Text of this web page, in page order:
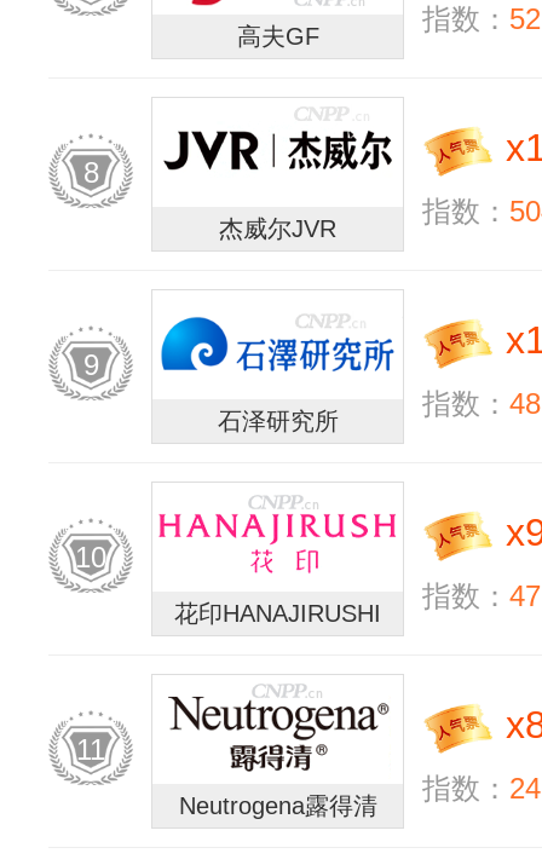
高夫GF
指数：
8
杰威尔JVR
x
指数：
9
石泽研究所
x
指数：
10
花印HANAJIRUSHI
x
指数：
11
Neutrogena露得清
x
指数：